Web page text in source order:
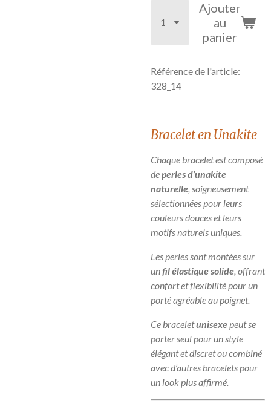
Ajouter
au
panier
Référence de l'article:
328_14
Bracelet en Unakite
Chaque bracelet est composé
deperles d’unakite
naturelle, soigneusement
sélectionnées pour leurs
couleurs douces et leurs
motifs naturels uniques.
Les perles sont montées sur
unfil élastique solide, offrant
confort et flexibilité pour un
porté agréable au poignet.
Ce braceletunisexepeut se
porter seul pour un style
élégant et discret ou combiné
avec d’autres bracelets pour
un look plus affirmé.